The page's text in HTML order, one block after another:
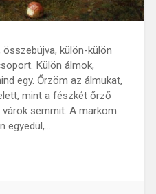
külön-külön
Külön álmok,
egy. Őrzöm az álmukat,
mint a fészkét őrző
semmit. A markom